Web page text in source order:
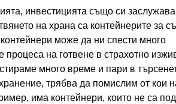
инвестицията също си
на храна са контейнерите за
може да ни спести много
процеса на готвене в страхотно
много време и пари в
трябва да помислим от кои
има контейнери, които не са